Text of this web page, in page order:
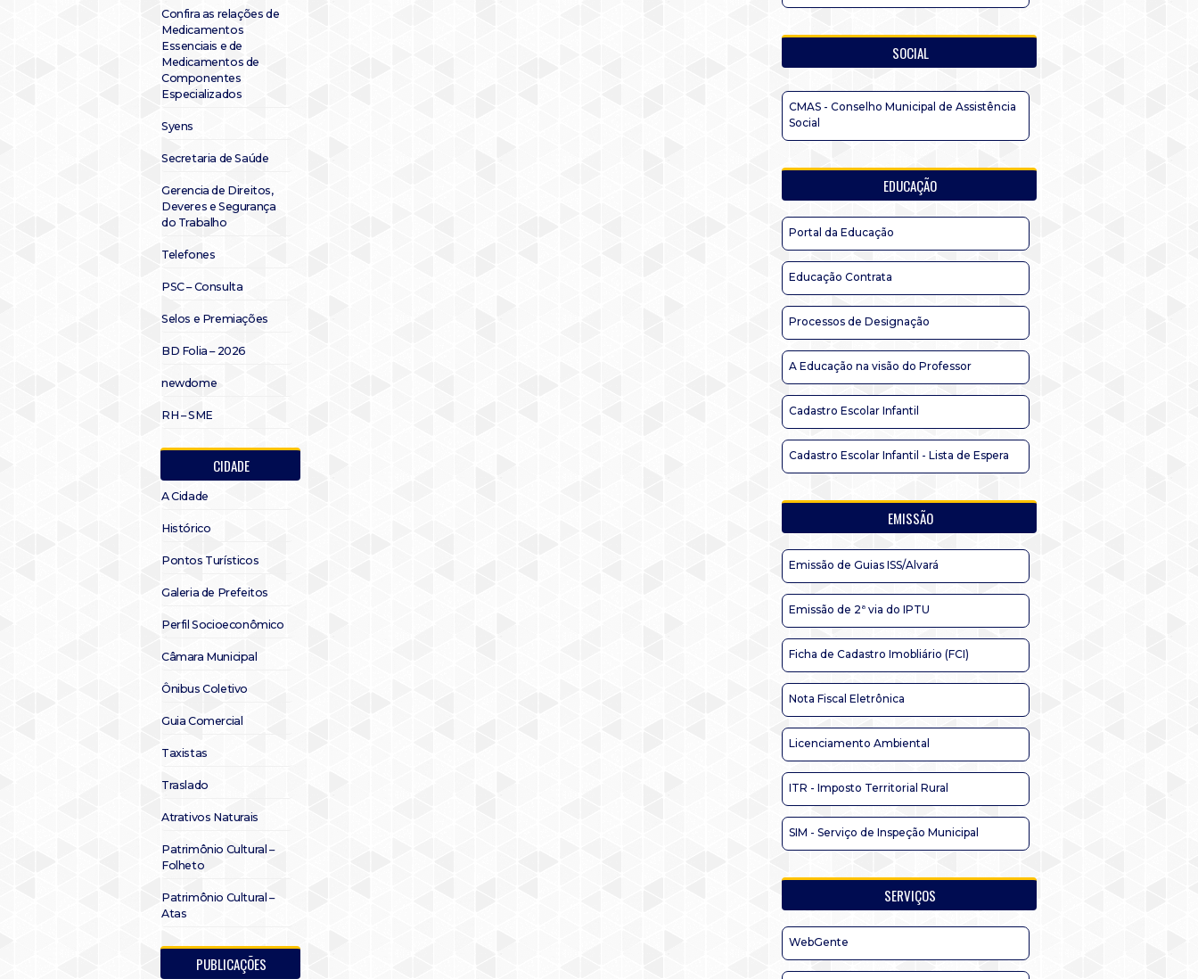
Confira as relações de
Medicamentos
Essenciais e de
Medicamentos de
Componentes
Especializados
Syens
Secretaria de Saúde
Gerencia de Direitos,
Deveres e Segurança
do Trabalho
Telefones
PSC – Consulta
Selos e Premiações
BD Folia – 2026
newdome
RH – SME
CIDADE
A Cidade
Histórico
Pontos Turísticos
Galeria de Prefeitos
Perfil Socioeconômico
Câmara Municipal
Ônibus Coletivo
Guia Comercial
Taxistas
Traslado
Atrativos Naturais
Patrimônio Cultural –
Folheto
Patrimônio Cultural –
Atas
PUBLICAÇÕES
SOCIAL
CMAS - Conselho Municipal de Assistência
Social
EDUCAÇÃO
Portal da Educação
Educação Contrata
Processos de Designação
A Educação na visão do Professor
Cadastro Escolar Infantil
Cadastro Escolar Infantil - Lista de Espera
EMISSÃO
Emissão de Guias ISS/Alvará
Emissão de 2ª via do IPTU
Ficha de Cadastro Imobliário (FCI)
Nota Fiscal Eletrônica
Licenciamento Ambiental
ITR - Imposto Territorial Rural
SIM - Serviço de Inspeção Municipal
SERVIÇOS
WebGente